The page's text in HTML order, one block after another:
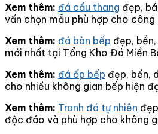
Xem thêm: đá cầu thang đẹp,
vấn chọn mẫu phù hợp cho công
Xem thêm: đá bàn bếp đẹp,
mới nhất tại Tổng Kho Đá Miền
Xem thêm: đá ốp bếp đẹp, bền,
cho nhiều không gian bếp hiện
Xem thêm: Tranh đá tự nhiên
độc đáo và phù hợp cho không